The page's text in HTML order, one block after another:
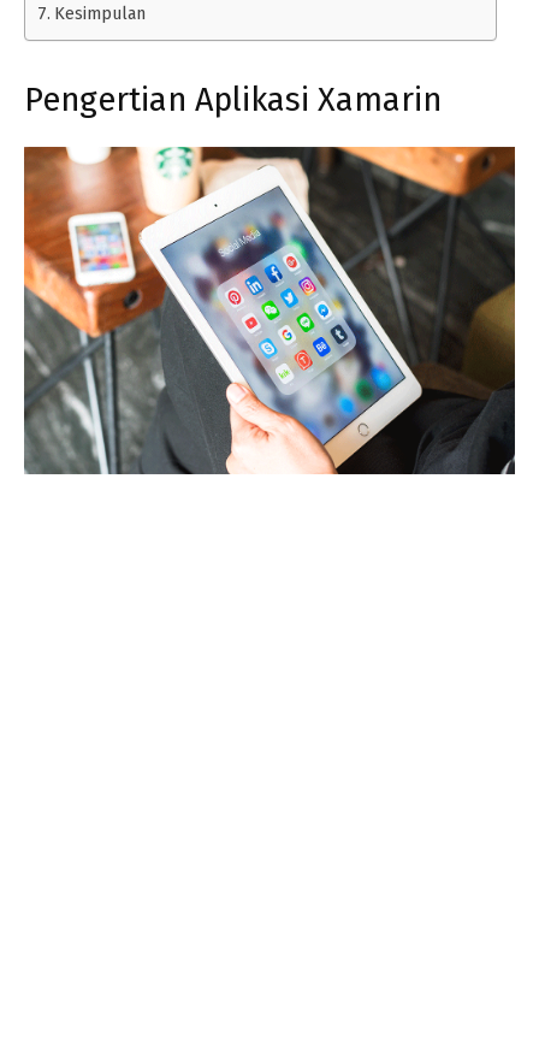
Kesimpulan
Pengertian Aplikasi Xamarin